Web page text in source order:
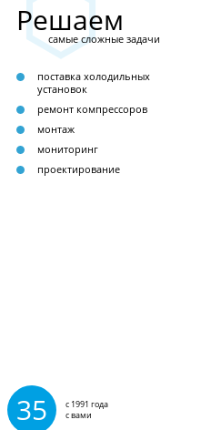
Решаем
самые сложные задачи
поставка холодильных
установок
ремонт компрессоров
монтаж
мониторинг
проектирование
35
с 1991 года
с вами